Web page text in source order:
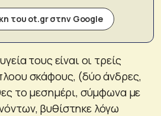
του ot.gr στην Google
τους είναι οι τρείς
σκάφους, (δύο άνδρες,
το μεσημέρι, σύμφωνα με
βυθίστηκε λόγω